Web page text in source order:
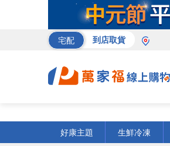
宅配 到店取貨
好康主題
生鮮冷凍